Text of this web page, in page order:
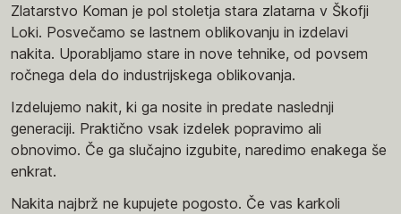
Zlatarstvo Koman je pol stoletja stara zlatarna v Škofji
Loki. Posvečamo se lastnem oblikovanju in izdelavi
nakita. Uporabljamo stare in nove tehnike, od povsem
ročnega dela do industrijskega oblikovanja.
Izdelujemo nakit, ki ga nosite in predate naslednji
generaciji. Praktično vsak izdelek popravimo ali
obnovimo. Če ga slučajno izgubite, naredimo enakega še
enkrat.
Nakita najbrž ne kupujete pogosto. Če vas karkoli